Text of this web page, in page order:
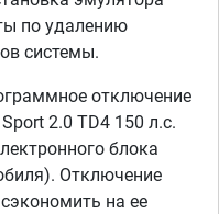
по удалению
системы.
отключение
2.0 TD4 150 л.с.
блока
Отключение
на ее